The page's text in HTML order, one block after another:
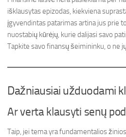
išklausytas epizodas, kiekviena
įgyvendintas patarimas artina jus prie
nuostabių kūrėjų, kurie dalijasi savo
Tapkite savo finansų šeimininku, o ne
Dažniausiai užduodami
Ar verta klausyti senų
Taip, jei tema yra fundamentalios